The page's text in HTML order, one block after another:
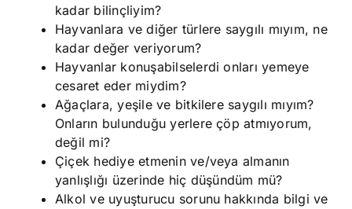
kadar bilinçliyim?
Hayvanlara ve diğer türlere saygılı mıyım, ne
kadar değer veriyorum?
Hayvanlar konuşabilselerdi onları yemeye
cesaret eder miydim?
Ağaçlara, yeşile ve bitkilere saygılı mıyım?
Onların bulunduğu yerlere çöp atmıyorum,
değil mi?
Çiçek hediye etmenin ve/veya almanın
yanlışlığı üzerinde hiç düşündüm mü?
Alkol ve uyuşturucu sorunu hakkında bilgi ve